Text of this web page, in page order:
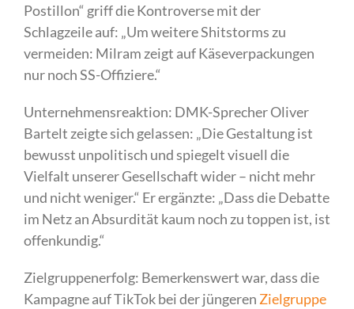
Postillon“ griff die Kontroverse mit der
Schlagzeile auf: „Um weitere Shitstorms zu
vermeiden: Milram zeigt auf Käseverpackungen
nur noch SS-Offiziere.“
Unternehmensreaktion: DMK-Sprecher Oliver
Bartelt zeigte sich gelassen: „Die Gestaltung ist
bewusst unpolitisch und spiegelt visuell die
Vielfalt unserer Gesellschaft wider – nicht mehr
und nicht weniger.“ Er ergänzte: „Dass die Debatte
im Netz an Absurdität kaum noch zu toppen ist, ist
offenkundig.“
Zielgruppenerfolg: Bemerkenswert war, dass die
Kampagne auf TikTok bei der jüngeren Zielgruppe